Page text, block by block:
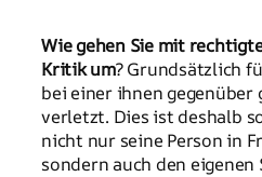
Wie gehen Sie mit
Kritik um? Grundsätzlich
bei einer ihnen
verletzt. Dies ist deshalb
nicht nur seine Person in
sondern auch den